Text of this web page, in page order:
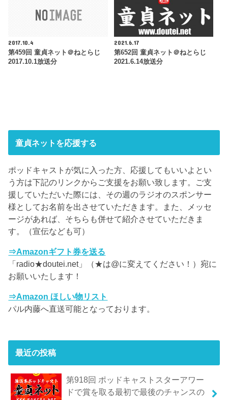
2017.10.4
第459回 童貞ネット＠ねとらじ
2017.10.1放送分
2021.6.17
第652回 童貞ネット＠ねとらじ
2021.6.14放送分
童貞ネットを応援する
ポッドキャストが気に入った方、応援してもいいよとい
う方は下記のリンクからご支援をお願い致します。ご支
援していただいた際には、その週のラジオのスポンサー
様としてお名前を出させていただきます。また、メッセ
ージがあれば、そちらも併せて紹介させていただきま
す。（宣伝なども可）
⇒Amazonギフト券を送る
「radio★doutei.net」（★は@に変えてください！）宛に
お願いいたします！
⇒Amazon ほしい物リスト
パル内藤へ直送可能となっております。
最近の投稿
第918回 ポッドキャストスターアワー
ドで賞を取る最初で最後のチャンスの